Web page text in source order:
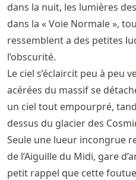
dans la nuit, les lumières
dans la « Voie Normale »,
ressemblent a des petites
l’obscurité.
Le ciel s’éclaircit peu à peu
acérées du massif se
un ciel tout empourpré,
dessus du glacier des
Seule une lueur incongrue
de l’Aiguille du Midi, gare
petit rappel que cette